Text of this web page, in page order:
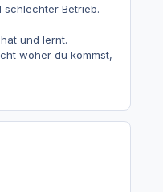
schlechter Betrieb.
und lernt.
woher du kommst,